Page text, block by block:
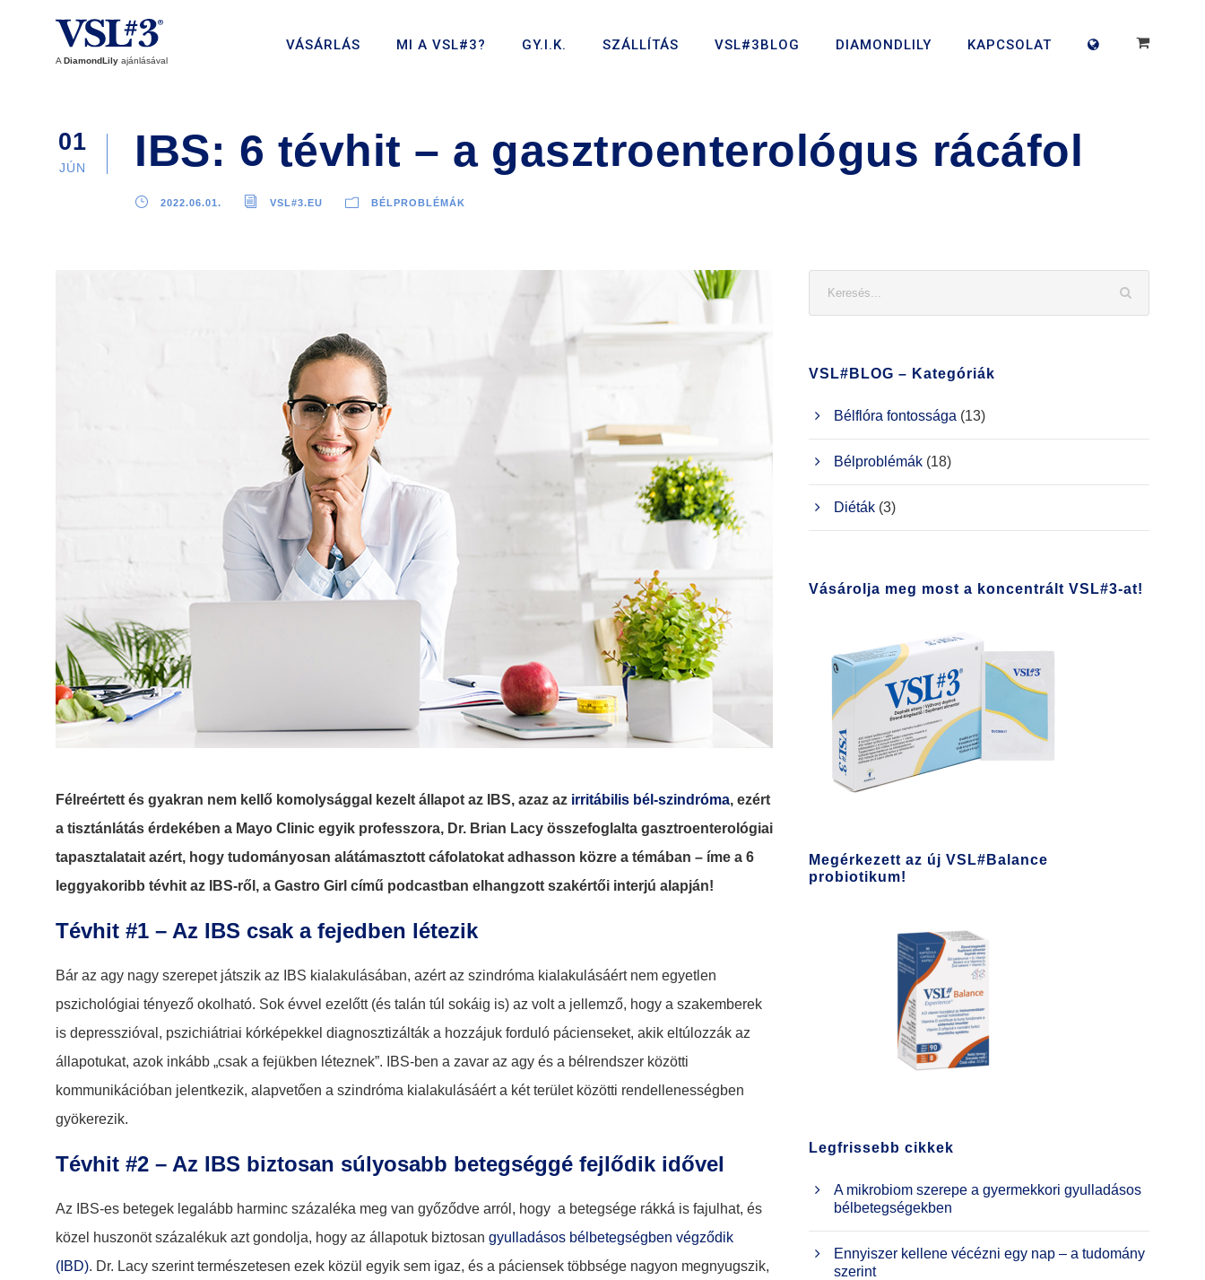
A DiamondLily ajánlásával
VÁSÁRLÁS MI A VSL#3? GY.I.K. SZÁLLÍTÁS VSL#3BLOG DIAMONDLILY KAPCSOLAT
01
JÚN IBS: 6 tévhit – a gasztroenterológus rácáfol
2022.06.01. VSL#3.EU BÉLPROBLÉMÁK
Félreértett és gyakran nem kellő komolysággal kezelt állapot az IBS, azaz az irritábilis bél-szindróma, ezért
a tisztánlátás érdekében a Mayo Clinic egyik professzora, Dr. Brian Lacy összefoglalta gasztroenterológiai
tapasztalatait azért, hogy tudományosan alátámasztott cáfolatokat adhasson közre a témában – íme a 6
leggyakoribb tévhit az IBS-ről, a Gastro Girl című podcastban elhangzott szakértői interjú alapján!
Tévhit #1 – Az IBS csak a fejedben létezik
Bár az agy nagy szerepet játszik az IBS kialakulásában, azért az szindróma kialakulásáért nem egyetlen
pszichológiai tényező okolható. Sok évvel ezelőtt (és talán túl sokáig is) az volt a jellemző, hogy a szakemberek
is depresszióval, pszichiátriai kórképekkel diagnosztizálták a hozzájuk forduló pácienseket, akik eltúlozzák az
állapotukat, azok inkább „csak a fejükben léteznek”. IBS-ben a zavar az agy és a bélrendszer közötti
kommunikációban jelentkezik, alapvetően a szindróma kialakulásáért a két terület közötti rendellenességben
gyökerezik.
Tévhit #2 – Az IBS biztosan súlyosabb betegséggé fejlődik idővel
Az IBS-es betegek legalább harminc százaléka meg van győződve arról, hogy a betegsége rákká is fajulhat, és
közel huszonöt százalékuk azt gondolja, hogy az állapotuk biztosan gyulladásos bélbetegségben végződik
(IBD). Dr. Lacy szerint természetesen ezek közül egyik sem igaz, és a páciensek többsége nagyon megnyugszik,
VSL#BLOG – Kategóriák
Bélflóra fontossága (13)
Bélproblémák (18)
Diéták (3)
Vásárolja meg most a koncentrált VSL#3-at!
Megérkezett az új VSL#Balance
probiotikum!
Legfrissebb cikkek
A mikrobiom szerepe a gyermekkori gyulladásos
bélbetegségekben
Ennyiszer kellene vécézni egy nap – a tudomány
szerint